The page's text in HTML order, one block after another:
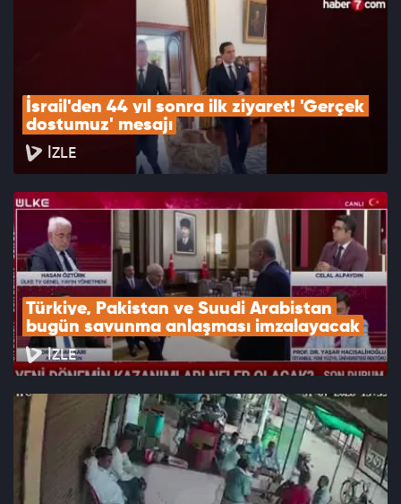
İsrail'den 44 yıl sonra ilk ziyaret! 'Gerçek
dostumuz' mesajı
İZLE
Türkiye, Pakistan ve Suudi Arabistan
bugün savunma anlaşması imzalayacak
İZLE